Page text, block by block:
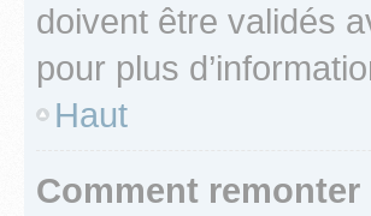
doivent être validés
pour plus
Haut
Comment